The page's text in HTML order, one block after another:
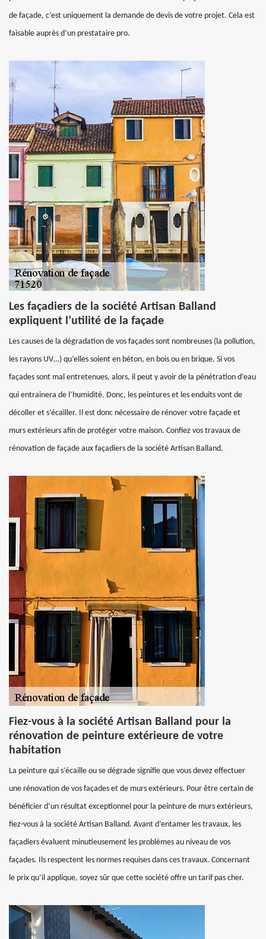
de façade, c’est uniquement la demande de devis de votre projet. Cela est
faisable auprès d’un prestataire pro.
Les façadiers de la société Artisan Balland
expliquent l’utilité de la façade
Les causes de la dégradation de vos façades sont nombreuses (la pollution,
les rayons UV…) qu’elles soient en béton, en bois ou en brique. Si vos
façades sont mal entretenues, alors, il peut y avoir de la pénétration d’eau
qui entrainera de l’humidité. Donc, les peintures et les enduits vont de
décoller et s’écailler. Il est donc nécessaire de rénover votre façade et
murs extérieurs afin de protéger votre maison. Confiez vos travaux de
rénovation de façade aux façadiers de la société Artisan Balland.
Fiez-vous à la société Artisan Balland pour la
rénovation de peinture extérieure de votre
habitation
La peinture qui s’écaille ou se dégrade signifie que vous devez effectuer
une rénovation de vos façades et de murs extérieurs. Pour être certain de
bénéficier d’un résultat exceptionnel pour la peinture de murs extérieurs,
fiez-vous à la société Artisan Balland. Avant d’entamer les travaux, les
façadiers évaluent minutieusement les problèmes au niveau de vos
façades. Ils respectent les normes requises dans ces travaux. Concernant
le prix qu’il applique, soyez sûr que cette société offre un tarif pas cher.